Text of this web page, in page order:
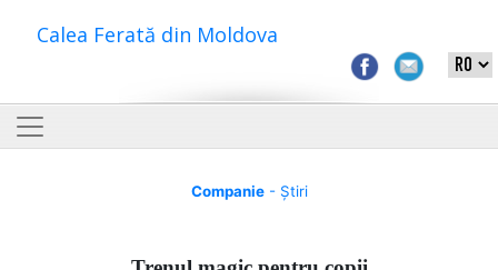
Calea Ferată din Moldova
Companie- Știri